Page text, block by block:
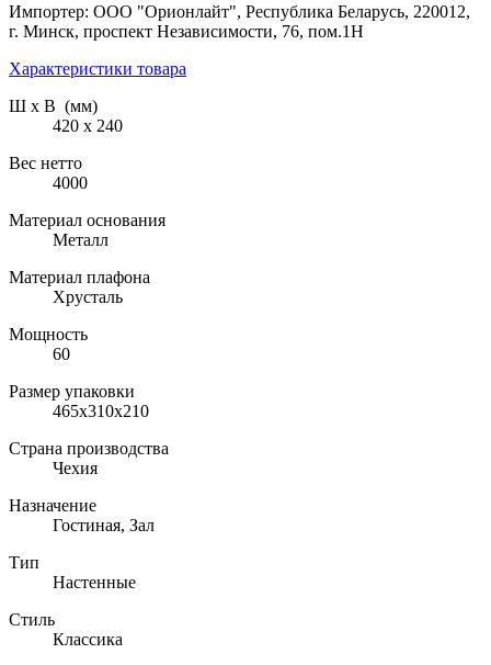
Импортер: ООО "Орионлайт", Республика Беларусь, 220012,
г. Минск, проспект Независимости, 76, пом.1Н
Характеристики товара
Ш х В (мм)
420 х 240
Вес нетто
4000
Материал основания
Металл
Материал плафона
Хрусталь
Мощность
60
Размер упаковки
465x310x210
Страна производства
Чехия
Назначение
Гостиная, Зал
Тип
Настенные
Стиль
Классика